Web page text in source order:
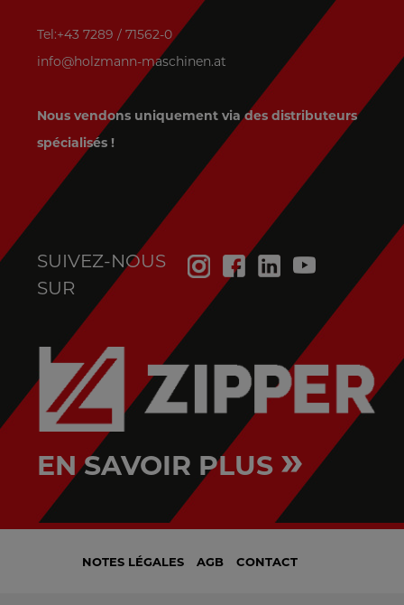
Tel:+43 7289 / 71562-0
info@holzmann-maschinen.at
Nous vendons uniquement via des distributeurs
spécialisés !
SUIVEZ-NOUS
SUR
EN SAVOIR PLUS »
NOTES LÉGALES AGB CONTACT